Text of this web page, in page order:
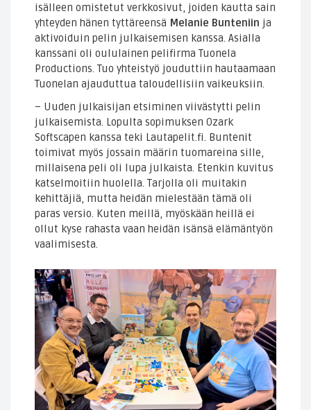
isälleen omistetut verkkosivut, joiden kautta sain
yhteyden hänen tyttäreensä Melanie Bunteniin ja
aktivoiduin pelin julkaisemisen kanssa. Asialla
kanssani oli oululainen pelifirma Tuonela
Productions. Tuo yhteistyö jouduttiin hautaamaan
Tuonelan ajauduttua taloudellisiin vaikeuksiin.
– Uuden julkaisijan etsiminen viivästytti pelin
julkaisemista. Lopulta sopimuksen Ozark
Softscapen kanssa teki Lautapelit.fi. Buntenit
toimivat myös jossain määrin tuomareina sille,
millaisena peli oli lupa julkaista. Etenkin kuvitus
katselmoitiin huolella. Tarjolla oli muitakin
kehittäjiä, mutta heidän mielestään tämä oli
paras versio. Kuten meillä, myöskään heillä ei
ollut kyse rahasta vaan heidän isänsä elämäntyön
vaalimisesta.